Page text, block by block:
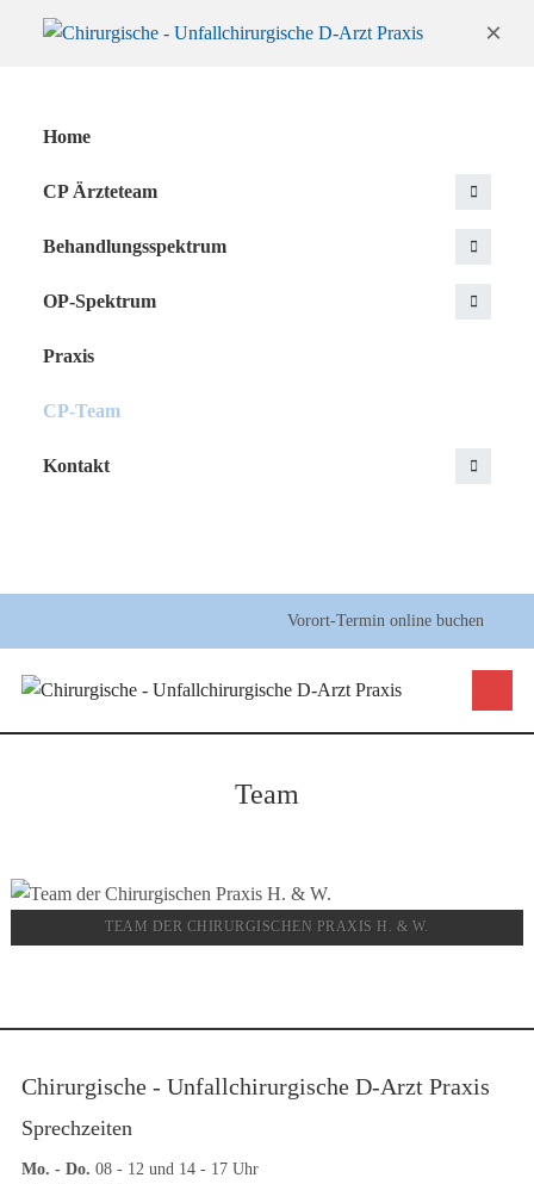
×
Home
CP Ärzteteam
Behandlungsspektrum
OP-Spektrum
Praxis
CP-Team
Kontakt
Vorort-Termin online buchen
Team
TEAM DER CHIRURGISCHEN PRAXIS H. & W.
Chirurgische - Unfallchirurgische D-Arzt Praxis
Sprechzeiten
Mo. - Do. 08 - 12 und 14 - 17 Uhr